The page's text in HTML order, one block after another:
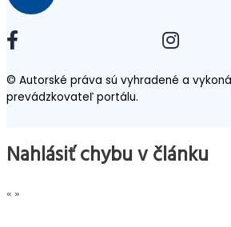
© Autorské práva sú vyhradené a
prevádzkovateľ portálu.
Nahlásiť chybu v článku
«»